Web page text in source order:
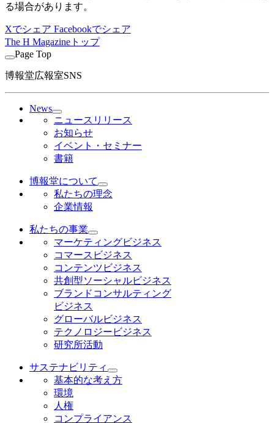
る場合があります。
Xでシェア Facebookでシェア
The H Magazineトップ
Page Top
博報堂広報室SNS
News
ニュースリリース
お知らせ
イベント・セミナー
書籍
博報堂について
私たちの理念
企業情報
私たちの事業
マーケティングビジネス
コマースビジネス
コンテンツビジネス
共創型ソーシャルビジネス
ブランドコンサルティング
ビジネス
グローバルビジネス
テクノロジービジネス
研究所活動
サステナビリティ
基本的な考え方
環境
人権
コンプライアンス